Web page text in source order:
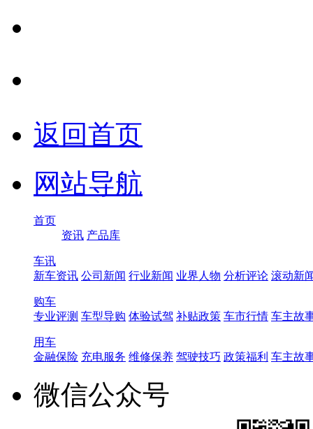
返回首页
网站导航
首页
资讯 产品库
车讯
新车资讯 公司新闻 行业新闻 业界人物 分析评论 滚动新
购车
专业评测 车型导购 体验试驾 补贴政策 车市行情 车主故
用车
金融保险 充电服务 维修保养 驾驶技巧 政策福利 车主故
微信公众号